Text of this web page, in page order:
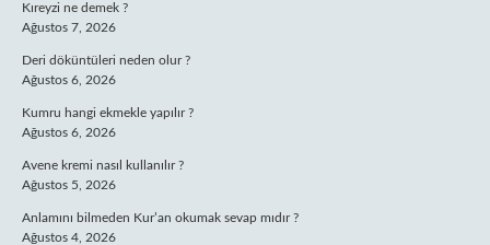
Kıreyzi ne demek ?
Ağustos 7, 2026
Deri döküntüleri neden olur ?
Ağustos 6, 2026
Kumru hangi ekmekle yapılır ?
Ağustos 6, 2026
Avene kremi nasıl kullanılır ?
Ağustos 5, 2026
Anlamını bilmeden Kur’an okumak sevap mıdır ?
Ağustos 4, 2026